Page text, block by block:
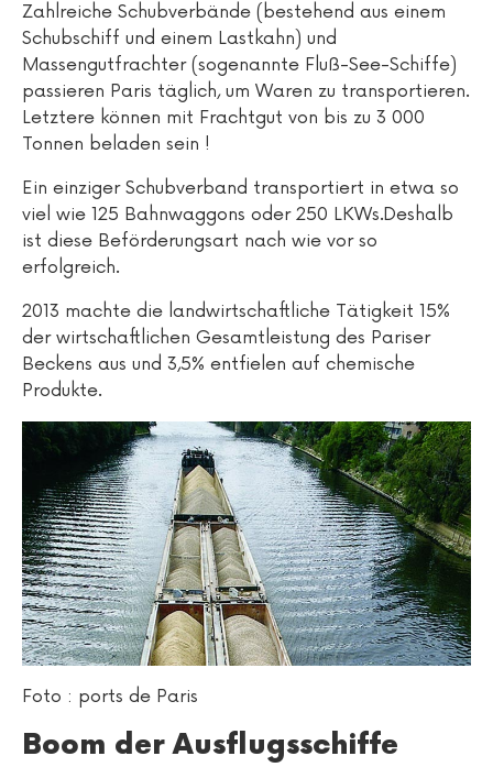
Zahlreiche Schubverbände (bestehend aus einem
Schubschiff und einem Lastkahn) und
Massengutfrachter (sogenannte Fluß-See-Schiffe)
passieren Paris täglich, um Waren zu transportieren.
Letztere können mit Frachtgut von bis zu 3 000
Tonnen beladen sein !
Ein einziger Schubverband transportiert in etwa so
viel wie 125 Bahnwaggons oder 250 LKWs.Deshalb
ist diese Beförderungsart nach wie vor so
erfolgreich.
2013 machte die landwirtschaftliche Tätigkeit 15%
der wirtschaftlichen Gesamtleistung des Pariser
Beckens aus und 3,5% entfielen auf chemische
Produkte.
Foto : ports de Paris
Boom der Ausflugsschiffe